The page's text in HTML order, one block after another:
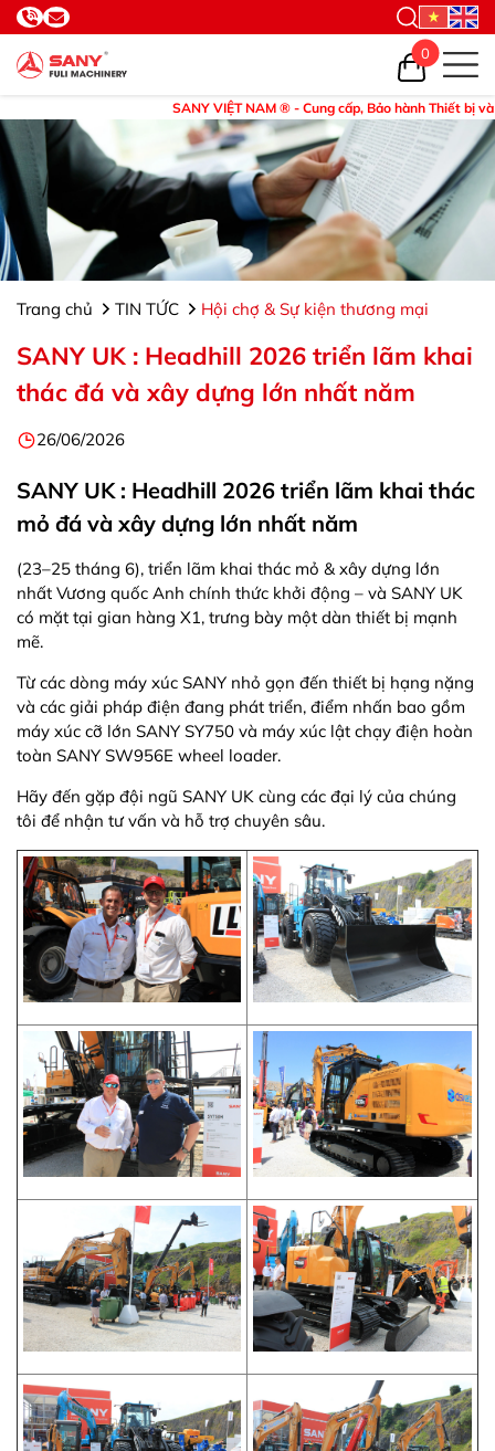
SANY VIỆT NAM ® - Cung cấp, Bảo hành Thiết bị và Phụ
0
Trang chủ TIN TỨC Hội chợ & Sự kiện thương mại
SANY UK : Headhill 2026 triển lãm khai
thác đá và xây dựng lớn nhất năm
26/06/2026
SANY UK : Headhill 2026 triển lãm khai thác
mỏ đá và xây dựng lớn nhất năm
(23–25 tháng 6), triển lãm khai thác mỏ & xây dựng lớn
nhất Vương quốc Anh chính thức khởi động – và SANY UK
có mặt tại gian hàng X1, trưng bày một dàn thiết bị mạnh
mẽ.
Từ các dòng máy xúc SANY nhỏ gọn đến thiết bị hạng nặng
và các giải pháp điện đang phát triển, điểm nhấn bao gồm
máy xúc cỡ lớn SANY SY750 và máy xúc lật chạy điện hoàn
toàn SANY SW956E wheel loader.
Hãy đến gặp đội ngũ SANY UK cùng các đại lý của chúng
tôi để nhận tư vấn và hỗ trợ chuyên sâu.